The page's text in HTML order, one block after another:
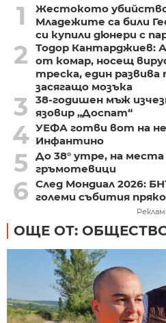
1
Жестокото
Младежите са били
си купили дюнери с
2
Тодор Кантарджиев:
от комар, носещ
треска, един
засягащо мозъка
3
38-годишен мъж
язовир „Доспат“
4 УЕФА готви вот на
Инфантино
5 До 38° утре, на
гръмотевици
6 След Мондиал 2026:
големи събития пряко
ОЩЕ ОТ: